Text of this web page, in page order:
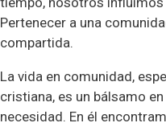
Pertenecer a una
compartida.
La vida en comunidad,
cristiana, es un bálsamo
necesidad. En él